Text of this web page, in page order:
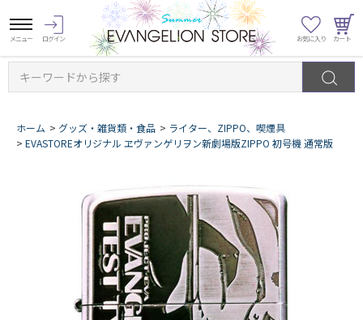
キーワードから探す
ホーム > グッズ・雑貨類・食品 > ライター、ZIPPO、喫煙具
> EVASTOREオリジナル ヱヴァンゲリヲン新劇場版ZIPPO 初号機 通常版